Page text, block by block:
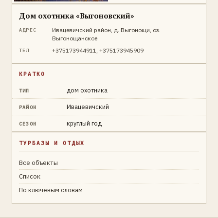
Дом охотника «Выгоновский»
АДРЕС
Ивацевичский район, д. Выгонощи, оз.
Выгонощанское
ТЕЛ +375173944911, +375173945909
КРАТКО
ТИП дом охотника
РАЙОН Ивацевичский
СЕЗОН круглый год
ТУРБАЗЫ И ОТДЫХ
Все объекты
Список
По ключевым словам